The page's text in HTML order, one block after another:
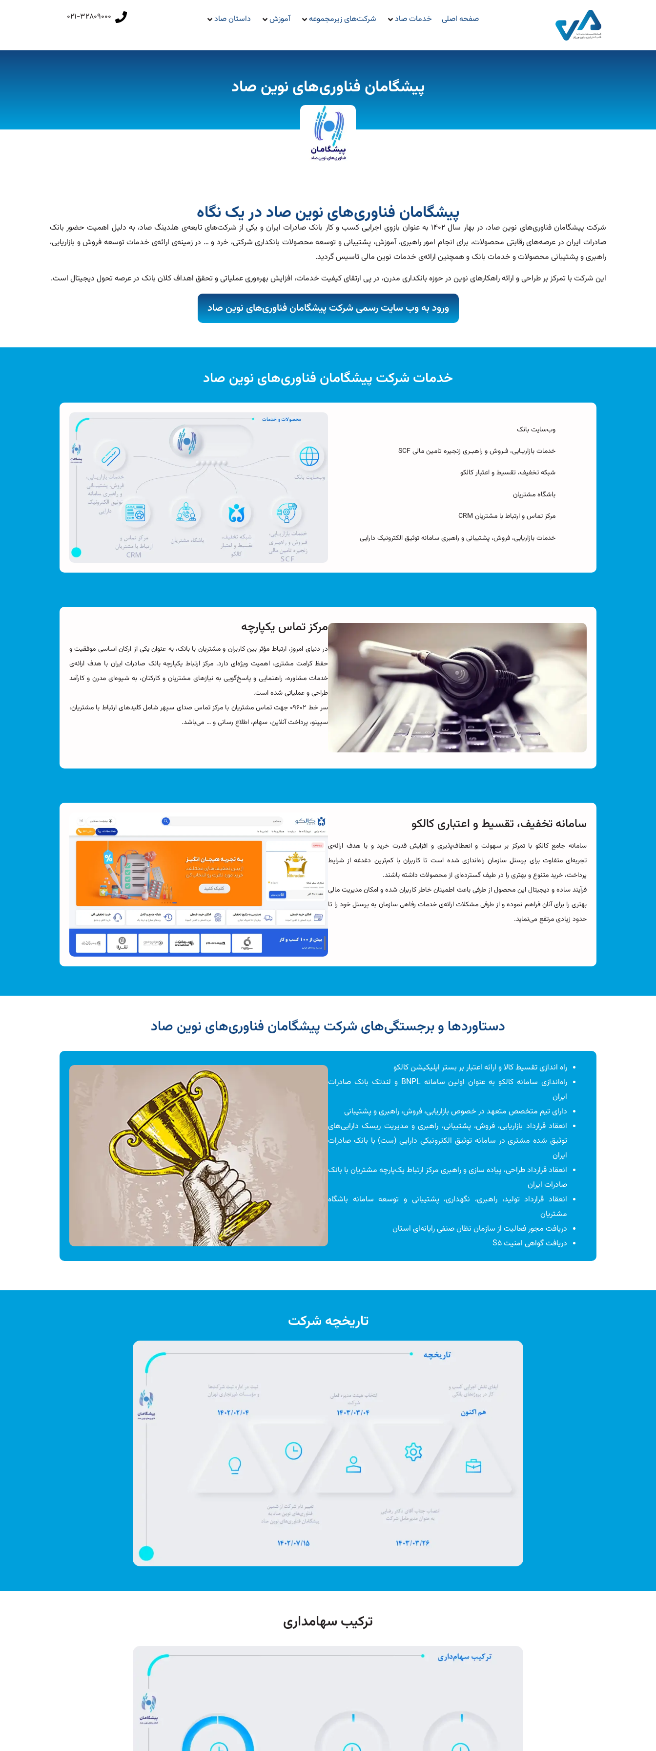
صفحه اصلی خدمات صاد شرکت‌های زیرمجموعه آموزش داستان صاد 021-32809000
پیشگامان فناوری‌های نوین صاد
پیشگامان فناوری‌های نوین صاد در یک نگاه
شرکت پیشگامان فناوری‌های نوین صاد، در بهار سال ۱۴۰۲ به عنوان بازوی اجرایی کسب و کار بانک صادرات ایران و یکی از شرکت‌های تابعه‌ی هلدینگ صاد، به دلیل اهمیت حضور بانک
صادرات ایران در عرصه‌های رقابتی محصولات، برای انجام امور راهبری، آموزش، پشتیبانی و توسعه محصولات بانکداری شرکتی، خرد و … در زمینه‌ی ارائه‌ی خدمات توسعه فروش و بازاریابی،
راهبری و پشتیبانی محصولات و خدمات بانک و همچنین ارائه‌ی خدمات نوین مالی تاسیس گردید.
این شرکت با تمرکز بر طراحی و ارائه راهکارهای نوین در حوزه بانکداری مدرن، در پی ارتقای کیفیت خدمات، افزایش بهره‌وری عملیاتی و تحقق اهداف کلان بانک در عرصه تحول دیجیتال است.
ورود به وب سایت رسمی شرکت پیشگامان فناوری‌های نوین صاد
خدمات شرکت پیشگامان فناوری‌های نوین صاد
وب‌سایت بانک
خدمات بازاریـابی، فـروش و راهبـری زنجیره تامین مالی SCF
شبکه تخفیف، تقسیط و اعتبار کالکو
باشگاه مشتریان
مرکز تماس و ارتباط با مشتریان CRM
خدمات بازاریابی، فروش، پشتیبانی و راهبری سامانه توثیق الکترونیک دارایی
مرکز تماس یکپارچه
​​​​​​​در دنیای امروز، ارتباط مؤثر بین کاربران و مشتریان با بانک، به عنوان یکی از ارکان اساسی موفقیت و
حفظ کرامت مشتری، اهمیت ویژه‌ای دارد. مرکز ارتباط یکپارچه بانک صادرات ایران با هدف ارائه‌ی
خدمات مشاوره، راهنمایی و پاسخ‌گویی به نیازهای مشتریان و کارکنان، به شیوه‌ای مدرن و کارآمد
طراحی و عملیاتی شده است.
سر خط ۰۹۶۰۲ جهت تماس مشتریان با مرکز تماس‌ صدای سپهر شامل کلیدهای ارتباط با مشتریان،
سپینو، پرداخت آنلاین، سهام، اطلاع رسانی و … می‌باشد.
سامانه تخفیف، تقسیط و اعتباری کالکو
سامانه جامع کالکو با تمرکز بر سهولت و انعطاف‌پذیری و افزایش قدرت خرید و با هدف ارائه‌ی
تجربه‌ای متفاوت برای پرسنل سازمان راه‌اندازی شده است تا کاربران با کم‌ترین دغدغه از شرایط
پرداخت، خرید متنوع و بهتری را در طیف گسترده‌ای از محصولات داشته باشند.
فرآیند ساده و دیجیتال این محصول از طرفی باعث اطمینان خاطر کاربران شده و امکان مدیریت مالی
بهتری را برای آنان فراهم نموده و از طرفی مشکلات ارائه‌ی خدمات رفاهی سازمان به پرسنل خود را تا
حدود زیادی مرتفع می‌نماید.
دستاوردها و برجستگی‌های شرکت پیشگامان فناوری‌های نوین صاد
راه اندازی تقسیط کالا و ارائه اعتبار بر بستر اپلیکیشن کالکو
راه‌اندازی سامانه کالکو به عنوان اولین سامانه BNPL و لندتک بانک صادرات
ایران
دارای تیم متخصص متعهد در خصوص بازاریابی، فروش، راهبری و پشتیبانی
انعقاد قرارداد بازاریابی، فروش، پشتیبانی، راهبری و مدیریت ریسک دارایی‌های
توثیق شده مشتری در سامانه توثیق الکترونیکی دارایی (ست) با بانک صادرات
ایران
انعقاد قرارداد طراحی، پیاده سازی و راهبری مرکز ارتباط یک‌پارچه مشتریان با بانک
صادرات ایران
انعقاد قرارداد تولید، راهبری، نگهداری، پشتیبانی و توسعه سامانه باشگاه
مشتریان
دریافت مجور فعالیت از سازمان نظان صنفی رایانه‌ای استان
دریافت گواهی امنیت S5
تاریخچه شرکت
ترکیب سهامداری